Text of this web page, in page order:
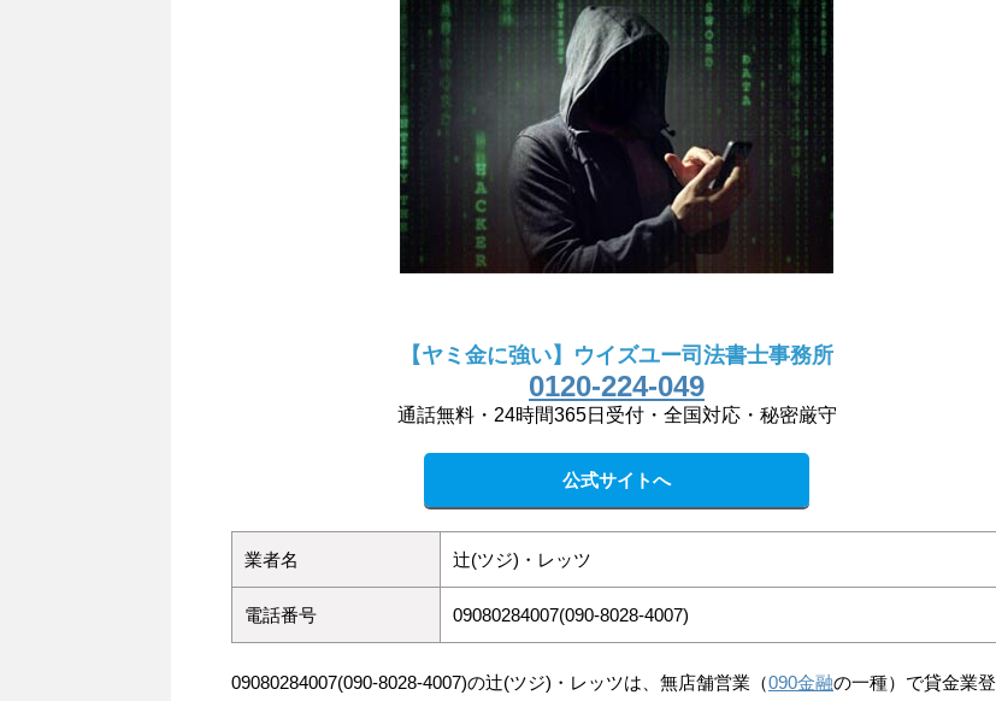
【ヤミ金に強い】ウイズユー司法書士事務所
0120-224-049
通話無料・24時間365日受付・全国対応・秘密厳守
公式サイトへ
業者名 辻(ツジ)・レッツ
電話番号 09080284007(090-8028-4007)
09080284007(090-8028-4007)の辻(ツジ)・レッツは、無店舗営業（090金融の一種）で貸金業登